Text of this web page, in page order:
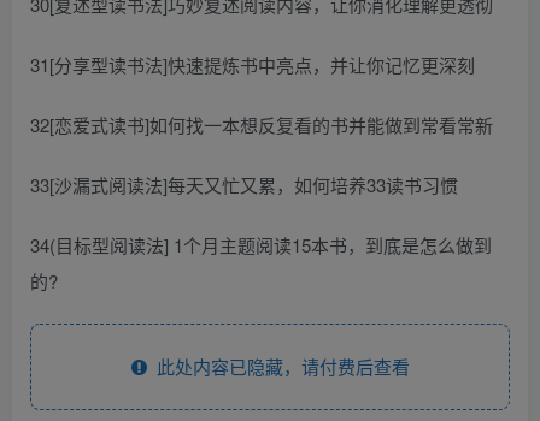
31[分享型读书法]快速提炼书中亮点，并让你记忆更深刻
32[恋爱式读书]如何找一本想反复看的书并能做到常看常新
33[沙漏式阅读法]每天又忙又累，如何培养33读书习惯
34(目标型阅读法] 1个月主题阅读15本书，到底是怎么做到
的?
此处内容已隐藏，请付费后查看